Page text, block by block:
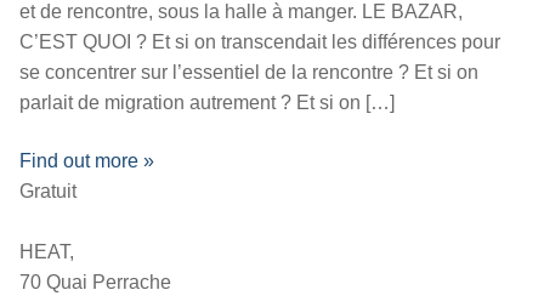
et de rencontre, sous la halle à manger. LE BAZAR,
C’EST QUOI ? Et si on transcendait les différences pour
se concentrer sur l’essentiel de la rencontre ? Et si on
parlait de migration autrement ? Et si on […]
Find out more »
Gratuit
HEAT,
70 Quai Perrache